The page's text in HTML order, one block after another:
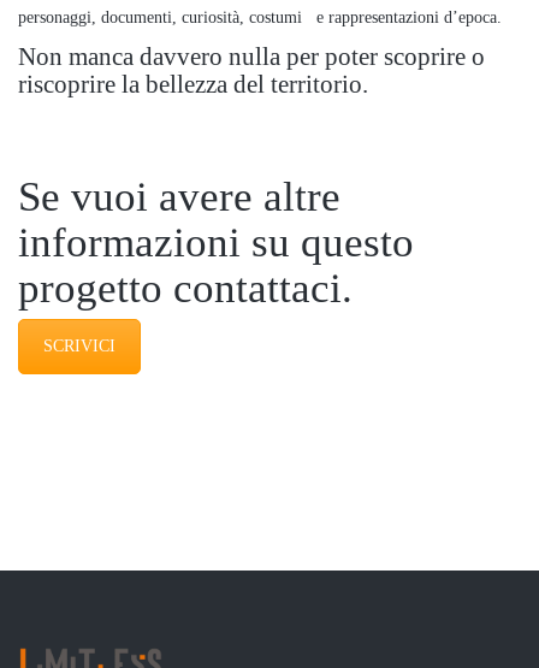
personaggi, documenti, curiosità, costumi e rappresentazioni d’epoca.
Non manca davvero nulla per poter scoprire o
riscoprire la bellezza del territorio.
Se vuoi avere altre
informazioni su questo
progetto contattaci.
SCRIVICI